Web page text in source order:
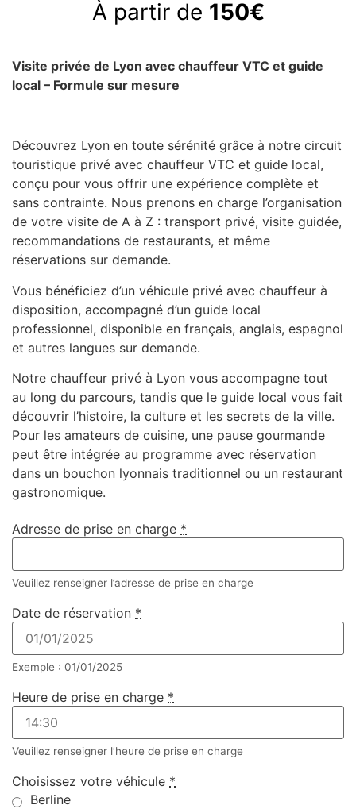
À partir de 150€
Visite privée de Lyon avec chauffeur VTC et guide
local – Formule sur mesure
Découvrez Lyon en toute sérénité grâce à notre circuit
touristique privé avec chauffeur VTC et guide local,
conçu pour vous offrir une expérience complète et
sans contrainte. Nous prenons en charge l’organisation
de votre visite de A à Z : transport privé, visite guidée,
recommandations de restaurants, et même
réservations sur demande.
Vous bénéficiez d’un véhicule privé avec chauffeur à
disposition, accompagné d’un guide local
professionnel, disponible en français, anglais, espagnol
et autres langues sur demande.
Notre chauffeur privé à Lyon vous accompagne tout
au long du parcours, tandis que le guide local vous fait
découvrir l’histoire, la culture et les secrets de la ville.
Pour les amateurs de cuisine, une pause gourmande
peut être intégrée au programme avec réservation
dans un bouchon lyonnais traditionnel ou un restaurant
gastronomique.
Adresse de prise en charge *
Veuillez renseigner l’adresse de prise en charge
Date de réservation *
Exemple : 01/01/2025
Heure de prise en charge *
Veuillez renseigner l’heure de prise en charge
Choisissez votre véhicule *
Berline